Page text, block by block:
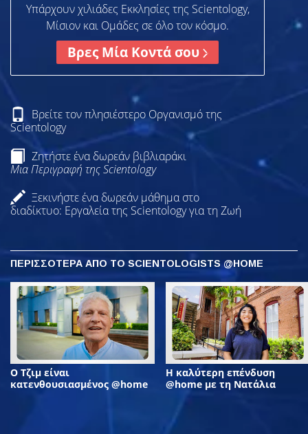
Υπάρχουν χιλιάδες Εκκλησίες της Scientology,
Μίσιον και Ομάδες σε όλο τον κόσμο.
Βρες Μία Κοντά σου
Βρείτε τον πλησιέστερο Οργανισμό της
Scientology
Ζητήστε ένα δωρεάν βιβλιαράκι
Μια Περιγραφή της Scientology
Ξεκινήστε ένα δωρεάν μάθημα στο
διαδίκτυο: Εργαλεία της Scientology για τη Ζωή
ΠΕΡΙΣΣΟΤΕΡΑ ΑΠΟ ΤΟ SCIENTOLOGISTS @HOME
Ο Τζιμ είναι
κατενθουσιασμένος @home
Η καλύτερη επένδυση
@home με τη Νατάλια